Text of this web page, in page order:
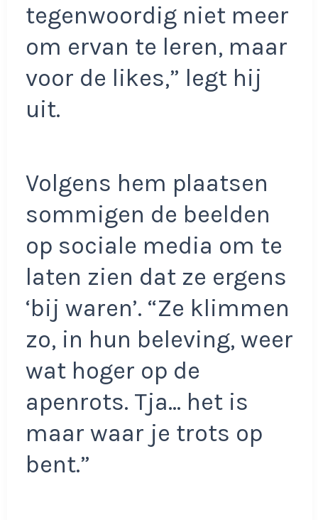
tegenwoordig niet meer
om ervan te leren, maar
voor de likes,” legt hij
uit.
Volgens hem plaatsen
sommigen de beelden
op sociale media om te
laten zien dat ze ergens
‘bij waren’. “Ze klimmen
zo, in hun beleving, weer
wat hoger op de
apenrots. Tja… het is
maar waar je trots op
bent.”